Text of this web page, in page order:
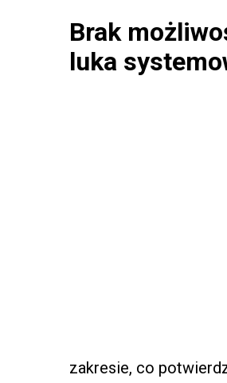
Brak
luka
zakresie, co